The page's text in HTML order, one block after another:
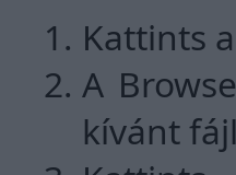
Kattints
A
kívánt